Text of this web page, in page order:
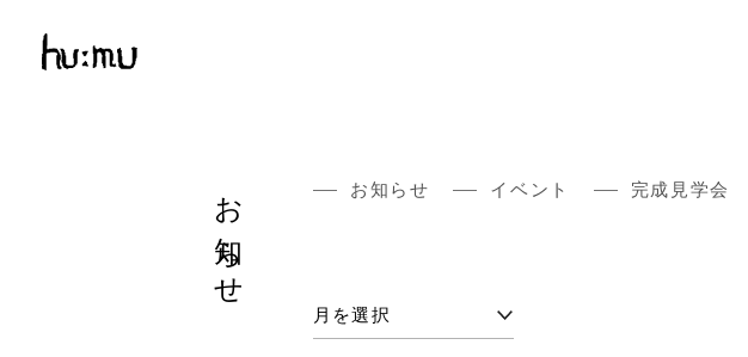
お知らせ お知らせ イベント 完成見学会